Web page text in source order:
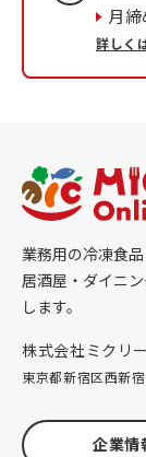
月
詳しく
業務用の冷凍食
居酒屋・ダイニ
します。
株式会社ミクリ
東京都新宿区西新
企業情